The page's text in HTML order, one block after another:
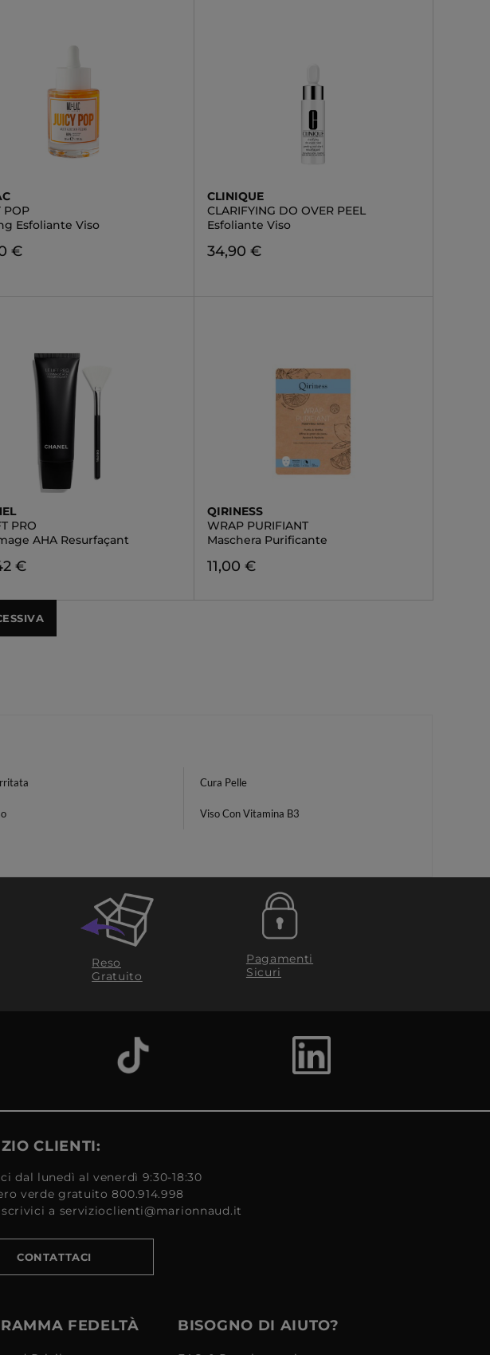
POP
Esfoliante Viso
€
CLINIQUE
CLARIFYING DO OVER PEEL
Esfoliante Viso
34,90 €
PRO
AHA Resurfaçant
€
QIRINESS
WRAP PURIFIANT
Maschera Purificante
11,00 €
Cura Pelle
Viso Con Vitamina B3
Reso
Gratuito
Pagamenti
Sicuri
CLIENTI:
dal lunedì al venerdì 9:30-18:30
verde gratuito 800.914.998
a servizioclienti@marionnaud.it
CONTATTACI
FEDELTÀ BISOGNO DI AIUTO?